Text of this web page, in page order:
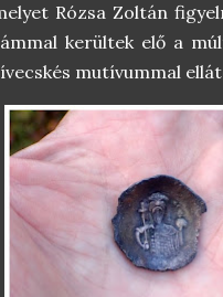
Rózsa Zoltán
kerültek elő a
mutívummal